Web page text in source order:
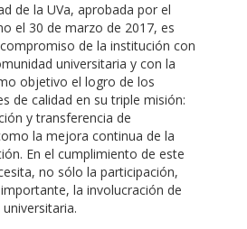
de la UVa, aprobada por el
el 30 de marzo de 2017, es
de la institución con
universitaria y con la
objetivo el logro de los
de calidad en su triple misión:
y transferencia de
la mejora continua de la
En el cumplimiento de este
no sólo la participación,
la involucración de